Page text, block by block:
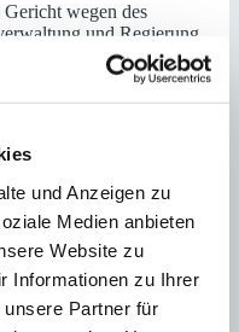
und Anzeigen zu
Medien anbieten
Website zu
Informationen zu Ihrer
Partner für
wegen des
und Regierung
Prozesses erneut
Kongresspalast
Zeit, dass die Politiker für
Spielchen zu Lasten
die Politiker persönlich
sie anrichten, würden sie